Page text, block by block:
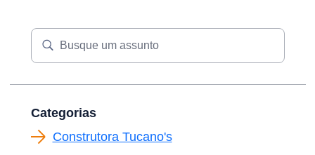
Categorias
Construtora Tucano's